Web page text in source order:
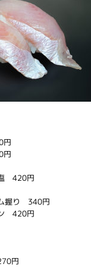
420円
握り 340円
420円
円